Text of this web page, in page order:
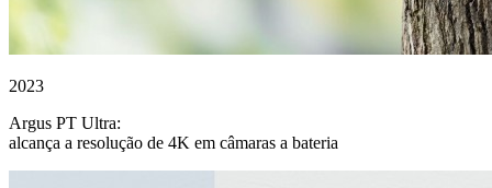
2023
Argus PT Ultra:
alcança a resolução de 4K em câmaras a bateria